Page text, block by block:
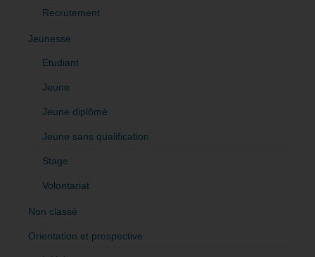
Recrutement
Jeunesse
Etudiant
Jeune
Jeune diplômé
Jeune sans qualification
Stage
Volontariat
Non classé
Orientation et prospective